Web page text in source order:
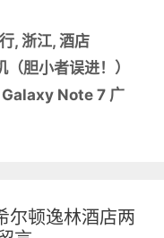
,浙江,酒店
胆小者误进！）
Note 7 广
尔顿逸林酒店两